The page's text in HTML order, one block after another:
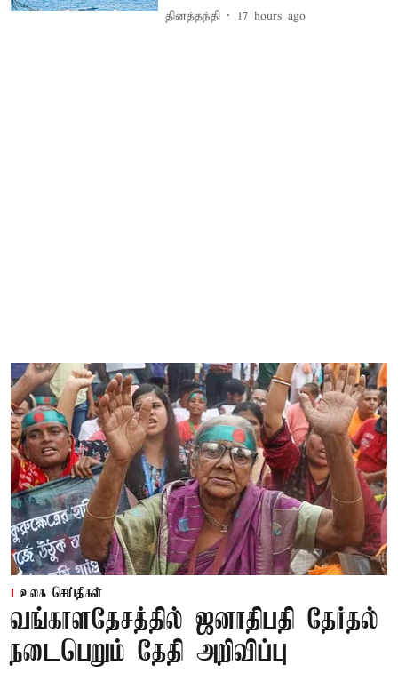
தினத்தந்தி 17 hours ago
உலக செய்திகள்
வங்காளதேசத்தில் ஜனாதிபதி தேர்தல்
நடைபெறும் தேதி அறிவிப்பு